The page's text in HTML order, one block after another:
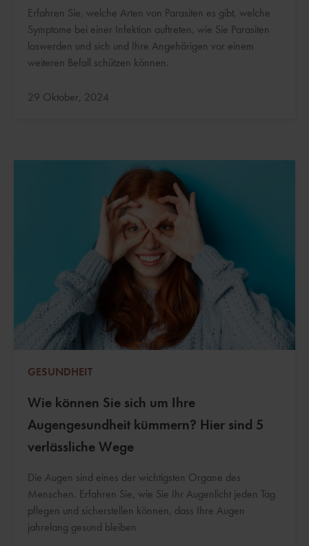
Erfahren Sie, welche Arten von Parasiten es gibt, welche
Symptome bei einer Infektion auftreten, wie Sie Parasiten
loswerden und sich und Ihre Angehörigen vor einem
weiteren Befall schützen können.
Aktualisiert:
29 Oktober, 2024
GESUNDHEIT
Wie können Sie sich um Ihre
Augengesundheit kümmern? Hier sind 5
verlässliche Wege
Die Augen sind eines der wichtigsten Organe des
Menschen. Erfahren Sie, wie Sie Ihr Augenlicht jeden Tag
pflegen und sicherstellen können, dass Ihre Augen
jahrelang gesund bleiben